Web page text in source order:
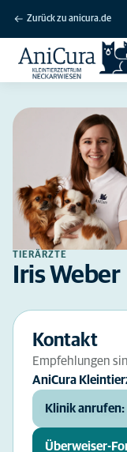
Zurück zu anicura.de
TIERÄRZTE
Iris Weber
Kontakt
Empfehlungen
AniCura
Klinik anrufen:
Überweiser-